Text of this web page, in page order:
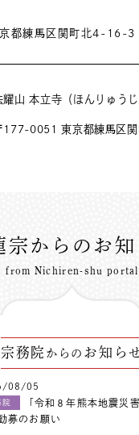
都練馬区関町北4-16-3
耀山 本立寺（ほんりゅうじ
177-0051 東京都練馬区
宗からのお知
from Nichiren-shu portal
宗務院 からの お知ら
08/05
院
「令和８年熊本地震災
募のお願い